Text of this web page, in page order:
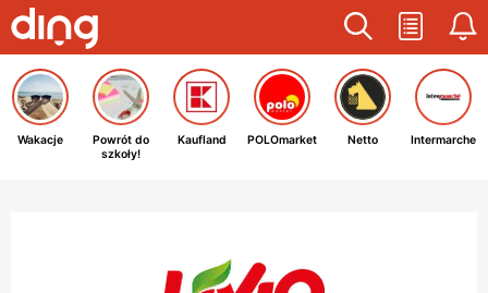
Wakacje
Powrót do
szkoły!
Kaufland POLOmarket Netto Intermarche